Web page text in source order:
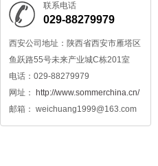
联系电话
029-88279979
西安公司地址：陕西省西安市雁塔区
鱼跃路55号未来产业城C栋201室
电话：029-88279979
网址：
http://www.sommerchina.cn/
邮箱： weichuang1999@163.com